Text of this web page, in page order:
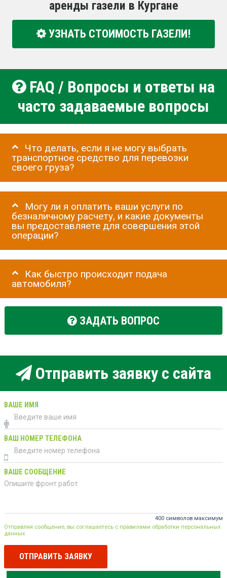
аренды газели в Кургане
УЗНАТЬ СТОИМОСТЬ ГАЗЕЛИ!
FAQ / Вопросы и ответы на
часто задаваемые вопросы
Что делать, если я не могу выбрать
транспортное средство для перевозки
своего груза?
Могу ли я оплатить ваши услуги по
безналичному расчету, и какие документы
вы предоставляете для совершения этой
операции?
Как быстро происходит подача
автомобиля?
ЗАДАТЬ ВОПРОС
Отправить заявку с сайта
ВАШЕ ИМЯ
ВАШ НОМЕР ТЕЛЕФОНА
ВАШЕ СООБЩЕНИЕ
400 символов максимум
Отправляя сообщение, вы соглашаетесь с правилами обработки персональных
данных
ОТПРАВИТЬ ЗАЯВКУ